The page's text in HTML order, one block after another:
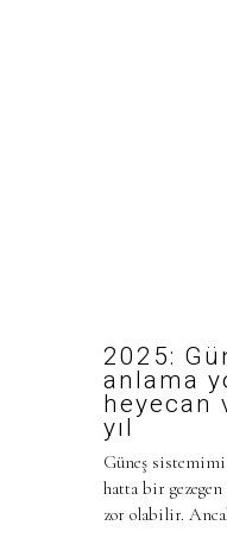
2025:
anlama
heyecan
yıl
Güneş
hatta bir
zor olabilir.